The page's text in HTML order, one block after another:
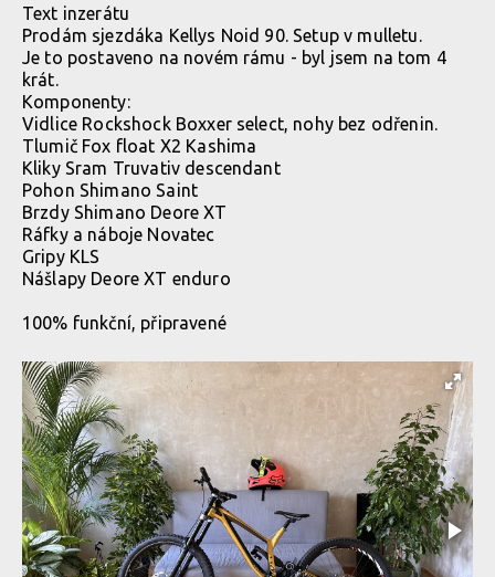
Text inzerátu
Prodám sjezdáka Kellys Noid 90. Setup v mulletu.
Je to postaveno na novém rámu - byl jsem na tom 4
krát.
Komponenty:
Vidlice Rockshock Boxxer select, nohy bez odřenin.
Tlumič Fox float X2 Kashima
Kliky Sram Truvativ descendant
Pohon Shimano Saint
Brzdy Shimano Deore XT
Ráfky a náboje Novatec
Gripy KLS
Nášlapy Deore XT enduro
100% funkční, připravené